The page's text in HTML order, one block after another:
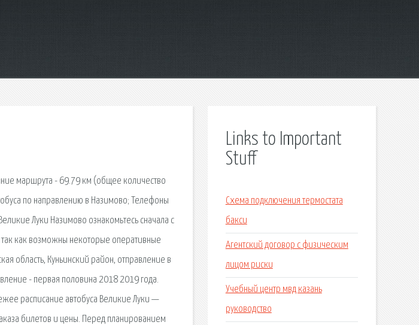
маршрута - 69.79 км (общее количество
по направлению в Назимово; Телефоны
Луки Назимово ознакомьтесь сначала с
как возможны некоторые оперативные
область, Куньинский район, отправление в
- первая половина 2018 2019 года.
расписание автобуса Великие Луки —
билетов и цены. Перед планированием
Links to Important
Stuff
Схема подключения термостата
бакси
Агентский договор с физическим
лицом риски
Учебный центр мвд казань
руководство